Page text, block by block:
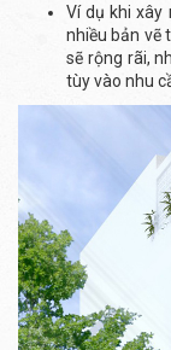
Ví dụ khi xây
nhiều bản vẽ
sẽ rộng rãi,
tùy vào nhu